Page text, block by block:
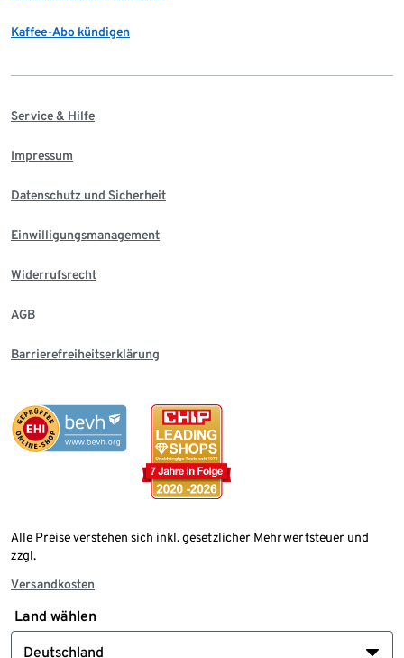
Kaffee-Abo kündigen
Service & Hilfe
Impressum
Datenschutz und Sicherheit
Einwilligungsmanagement
Widerrufsrecht
AGB
Barrierefreiheitserklärung
Alle Preise verstehen sich inkl. gesetzlicher Mehrwertsteuer und
zzgl.
Versandkosten
Land wählen
Deutschland